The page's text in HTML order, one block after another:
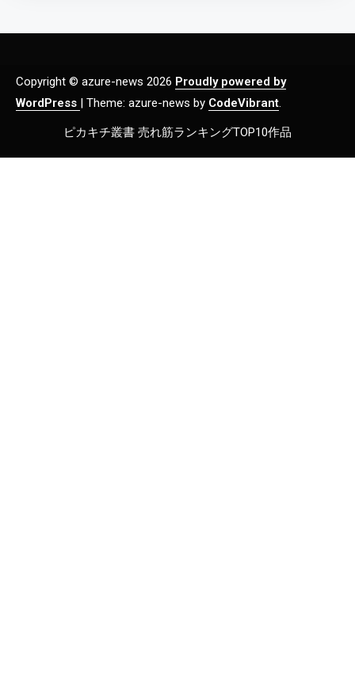
Copyright © azure-news 2026 Proudly powered by
WordPress | Theme: azure-news by CodeVibrant.
ピカキチ叢書 売れ筋ランキングTOP10作品